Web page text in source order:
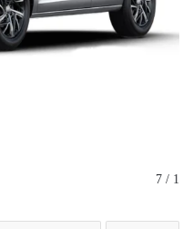
1 / 7